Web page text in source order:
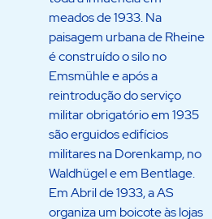
meados de 1933. Na
paisagem urbana de Rheine
é construído o silo no
Emsmühle e após a
reintrodução do serviço
militar obrigatório em 1935
são erguidos edifícios
militares na Dorenkamp, no
Waldhügel e em Bentlage.
Em Abril de 1933, a AS
organiza um boicote às lojas